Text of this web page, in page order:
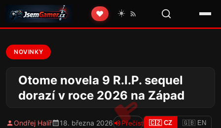
❤️ ☀️
NOVINKY
Otome novela 9 R.I.P. sequel
dorazí v roce 2026 na Západ
Ondřej Halíř 18. března 2026 Přečíst 🇨🇿 CZ 🇬🇧 EN